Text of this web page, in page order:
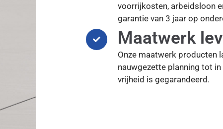
voorrijkosten, arbeidsloon
garantie van 3 jaar op
Maatwerk
Onze maatwerk producten
nauwgezette planning tot
vrijheid is gegarandeerd.